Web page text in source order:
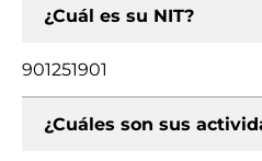
¿Cuál es su NIT?
901251901
¿Cuáles son sus